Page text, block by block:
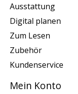
Ausstattung
Digital planen
Zum Lesen
Zubehör
Kundenservice
Mein Konto